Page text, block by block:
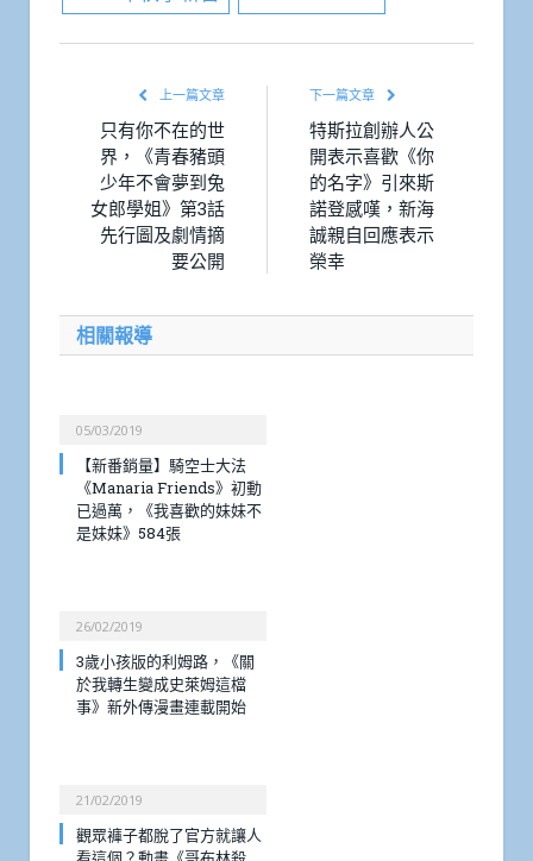
上一篇文章
只有你不在的世
界，《青春豬頭
少年不會夢到兔
女郎學姐》第3話
先行圖及劇情摘
要公開
下一篇文章
特斯拉創辦人公
開表示喜歡《你
的名字》引來斯
諾登感嘆，新海
誠親自回應表示
榮幸
相關報導
05/03/2019
【新番銷量】騎空士大法
《Manaria Friends》初動
已過萬，《我喜歡的妹妹不
是妹妹》584張
26/02/2019
3歲小孩版的利姆路，《關
於我轉生變成史萊姆這檔
事》新外傳漫畫連載開始
21/02/2019
觀眾褲子都脫了官方就讓人